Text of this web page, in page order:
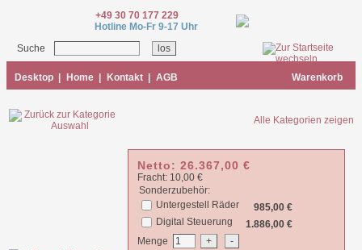
+49 30 70 177 229
Hotline Mo-Fr 9-17 Uhr
Suche
Desktop Home Kontakt AGB Warenkorb
Alle Kategorien zeigen
Netto: 26.367,00 €
Fracht: 10,00 €
Sonderzubehör:
Untergestell Räder
985,00 €
Digital Steuerung
1.886,00 €
Menge